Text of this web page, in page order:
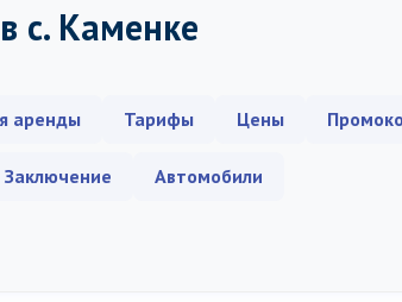
с. Каменке
аренды Тарифы Цены
Заключение Автомобили